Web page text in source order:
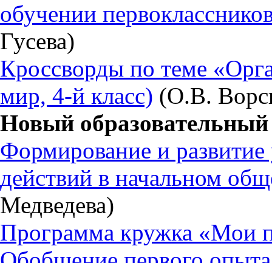
обучении
Гусева)
Кроссворды по теме
мир, 4-й класс) (О.В.
Новый образовательный
Формирование и
действий в начальном
Медведева)
Программа кружка «Мои